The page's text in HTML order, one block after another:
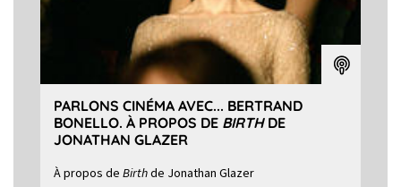
PARLONS CINÉMA AVEC... BERTRAND
BONELLO. À PROPOS DE BIRTHDE
JONATHAN GLAZER
À propos de Birthde Jonathan Glazer